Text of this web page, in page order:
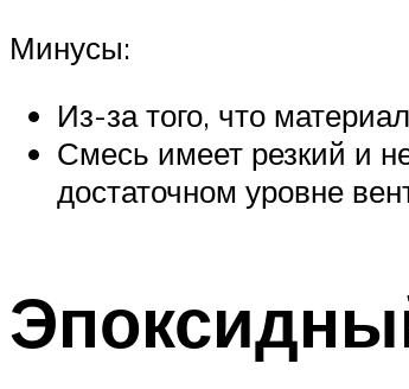
Минусы:
Из-за того, что
Смесь имеет резкий и
достаточном уровне